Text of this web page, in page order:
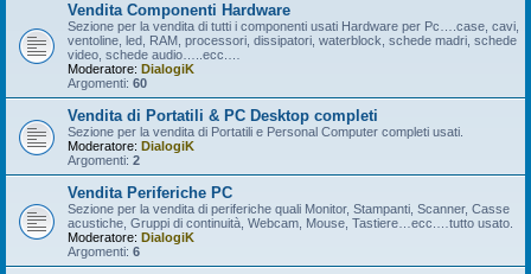
Vendita Componenti Hardware
Sezione per la vendita di tutti i componenti usati Hardware per Pc….case, cavi,
ventoline, led, RAM, processori, dissipatori, waterblock, schede madri, schede
video, schede audio…..ecc.…
Moderatore: DialogiK
Argomenti: 60
Vendita di Portatili & PC Desktop completi
Sezione per la vendita di Portatili e Personal Computer completi usati.
Moderatore: DialogiK
Argomenti: 2
Vendita Periferiche PC
Sezione per la vendita di periferiche quali Monitor, Stampanti, Scanner, Casse
acustiche, Gruppi di continuità, Webcam, Mouse, Tastiere…ecc.…tutto usato.
Moderatore: DialogiK
Argomenti: 6